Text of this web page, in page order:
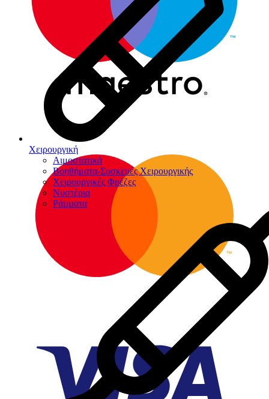
Χειρουργική
Αιμοστατικά
Βοηθήματα-Συσκευές Χειρουργικής
Χειρουργικές Φρέζες
Νυστέρια
Ράµµατα